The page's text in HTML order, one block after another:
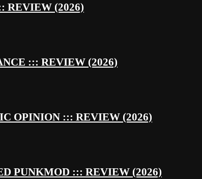
REVIEW (2026)
::: REVIEW (2026)
OPINION ::: REVIEW (2026)
PUNKMOD ::: REVIEW (2026)